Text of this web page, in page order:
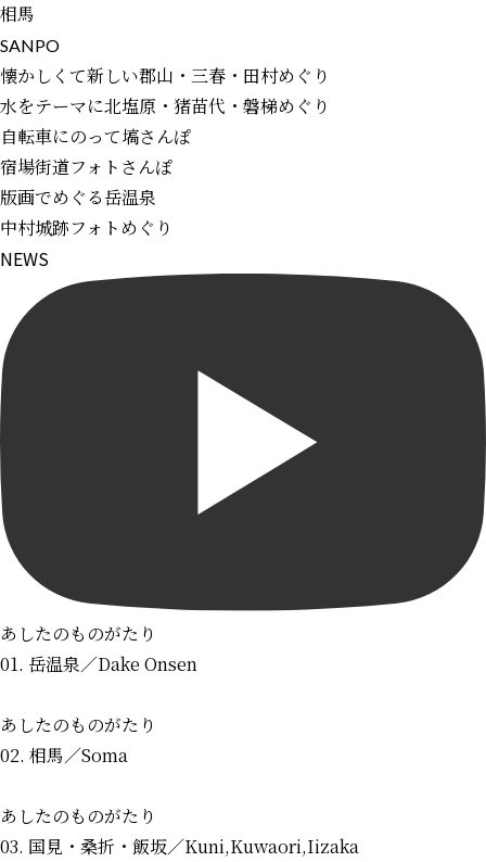
相馬
SANPO
懐かしくて新しい郡山・三春・田村めぐり
水をテーマに北塩原・猪苗代・磐梯めぐり
自転車にのって塙さんぽ
宿場街道フォトさんぽ
版画でめぐる岳温泉
中村城跡フォトめぐり
NEWS
あしたのものがたり
01. 岳温泉／Dake Onsen
あしたのものがたり
02. 相馬／Soma
あしたのものがたり
03. 国見・桑折・飯坂／Kuni,Kuwaori,Iizaka